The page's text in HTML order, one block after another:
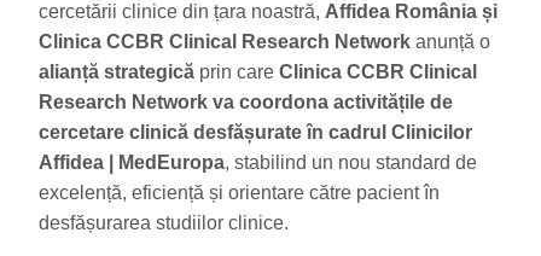
cercetării clinice din țara noastră, Affidea România și
Clinica CCBR Clinical Research Network anunță o
alianță strategică prin care Clinica CCBR Clinical
Research Network va coordona activitățile de
cercetare clinică desfășurate în cadrul Clinicilor
Affidea | MedEuropa, stabilind un nou standard de
excelență, eficiență și orientare către pacient în
desfășurarea studiilor clinice.